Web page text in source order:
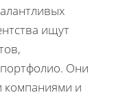
ищут
Они
компаниями и